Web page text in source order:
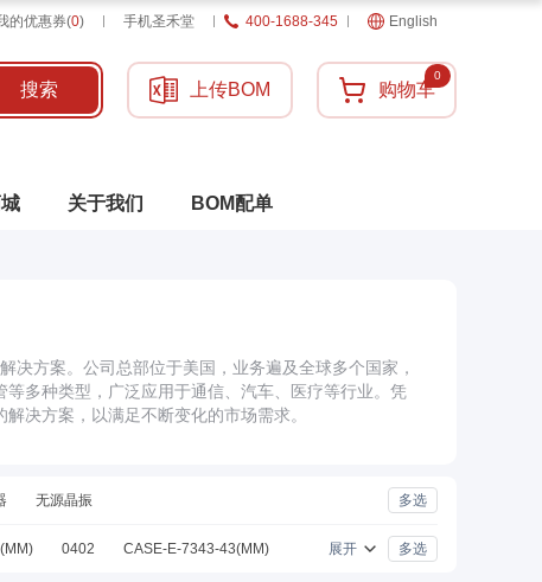
的优惠券(0) 手机圣禾堂 400-1688-345 English
搜索 上传BOM 购物车
0
关于我们 BOM配单
决方案。公司总部位于美国，业务遍及全球多个国家，
多种类型，广泛应用于通信、汽车、医疗等行业。凭
决方案，以满足不断变化的市场需求。
无源晶振 多选
0402
CASE-E-7343-43(MM)
展开 多选